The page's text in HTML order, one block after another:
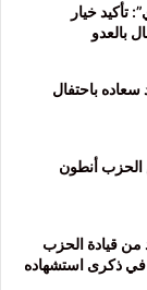
خيار
بالعدو
الذكرى 77 لاستشهاد سعاده باحتفال
أنطون
قيادة الحزب
ذكرى استشهاده